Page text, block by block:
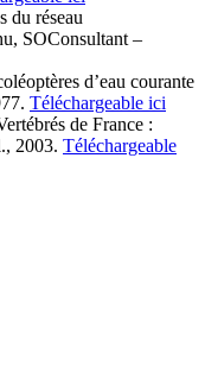
du réseau
SOConsultant –
d’eau courante
Téléchargeable ici
de France :
2003. Téléchargeable